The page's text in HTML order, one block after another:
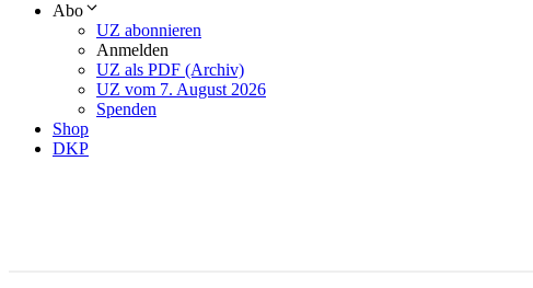
Abo
UZ abonnieren
Anmelden
UZ als PDF (Archiv)
UZ vom 7. August 2026
Spenden
Shop
DKP